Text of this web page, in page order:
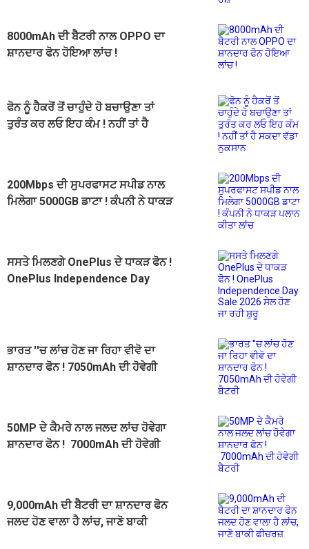
8000mAh ਦੀ ਬੈਟਰੀ ਨਾਲ OPPO ਦਾ
ਸ਼ਾਨਦਾਰ ਫੋਨ ਹੋਇਆ ਲਾਂਚ !
ਫੋਨ ਨੂੰ ਹੈਕਰੋਂ ਤੋਂ ਚਾਹੁੰਦੇ ਹੋ ਬਚਾਉਣਾ ਤਾਂ
ਤੁਰੰਤ ਕਰ ਲਓ ਇਹ ਕੰਮ ! ਨਹੀਂ ਤਾਂ ਹੈ
200Mbps ਦੀ ਸੁਪਰਫਾਸਟ ਸਪੀਡ ਨਾਲ
ਮਿਲੇਗਾ 5000GB ਡਾਟਾ ! ਕੰਪਨੀ ਨੇ ਧਾਕੜ
ਸਸਤੇ ਮਿਲਣਗੇ OnePlus ਦੇ ਧਾਕੜ ਫੋਨ !
OnePlus Independence Day
ਭਾਰਤ ''ਚ ਲਾਂਚ ਹੋਣ ਜਾ ਰਿਹਾ ਵੀਵੋ ਦਾ
ਸ਼ਾਨਦਾਰ ਫੋਨ ! 7050mAh ਦੀ ਹੋਵੇਗੀ
50MP ਦੇ ਕੈਮਰੇ ਨਾਲ ਜਲਦ ਲਾਂਚ ਹੋਵੇਗਾ
ਸ਼ਾਨਦਾਰ ਫੋਨ ! 7000mAh ਦੀ ਹੋਵੇਗੀ
9,000mAh ਦੀ ਬੈਟਰੀ ਦਾ ਸ਼ਾਨਦਾਰ ਫੋਨ
ਜਲਦ ਹੋਣ ਵਾਲਾ ਹੈ ਲਾਂਚ, ਜਾਣੋ ਬਾਕੀ